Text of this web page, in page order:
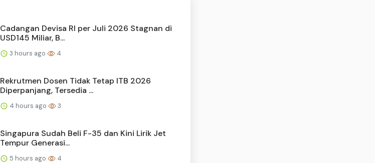
Cadangan Devisa RI per Juli 2026 Stagnan di
USD145 Miliar, B...
3 hours ago 4
Rekrutmen Dosen Tidak Tetap ITB 2026
Diperpanjang, Tersedia ...
4 hours ago 3
Singapura Sudah Beli F-35 dan Kini Lirik Jet
Tempur Generasi...
5 hours ago 4